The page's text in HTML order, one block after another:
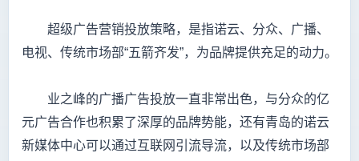
超级广告营销投放策略，是指诺云、分众、广播、
电视、传统市场部“五箭齐发”，为品牌提供充足的动力。
业之峰的广播广告投放一直非常出色，与分众的亿
元广告合作也积累了深厚的品牌势能，还有青岛的诺云
新媒体中心可以通过互联网引流导流，以及传统市场部